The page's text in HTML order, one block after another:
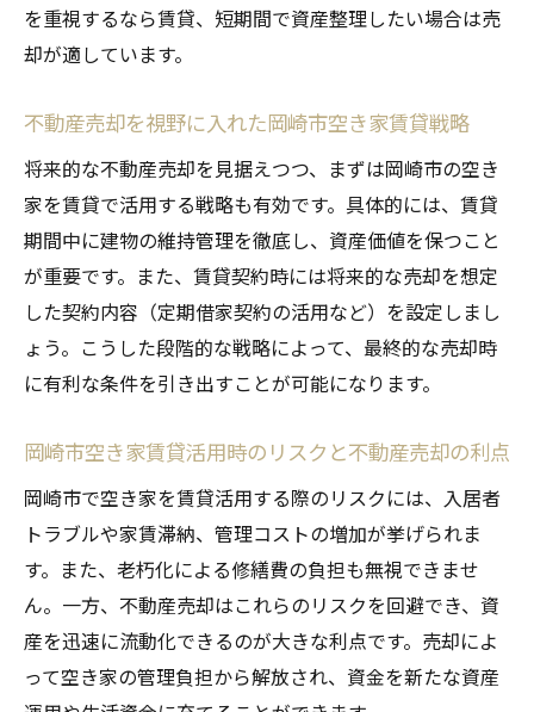
を重視するなら賃貸、短期間で資産整理したい場合は売
却が適しています。
不動産売却を視野に入れた岡崎市空き家賃貸戦略
将来的な不動産売却を見据えつつ、まずは岡崎市の空き
家を賃貸で活用する戦略も有効です。具体的には、賃貸
期間中に建物の維持管理を徹底し、資産価値を保つこと
が重要です。また、賃貸契約時には将来的な売却を想定
した契約内容（定期借家契約の活用など）を設定しまし
ょう。こうした段階的な戦略によって、最終的な売却時
に有利な条件を引き出すことが可能になります。
岡崎市空き家賃貸活用時のリスクと不動産売却の利点
岡崎市で空き家を賃貸活用する際のリスクには、入居者
トラブルや家賃滞納、管理コストの増加が挙げられま
す。また、老朽化による修繕費の負担も無視できませ
ん。一方、不動産売却はこれらのリスクを回避でき、資
産を迅速に流動化できるのが大きな利点です。売却によ
って空き家の管理負担から解放され、資金を新たな資産